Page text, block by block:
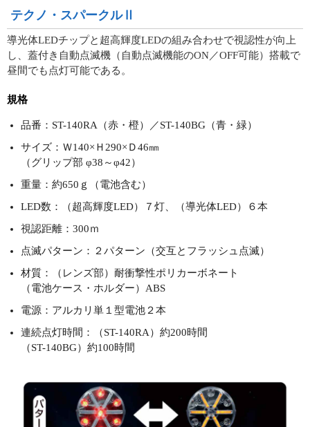
テクノ・スパークルⅡ
導光体LEDチップと超高輝度LEDの組み合わせで視認性が向上
し、蓋付き自動点滅機（自動点滅機能のON／OFF可能）搭載で
昼間でも点灯可能である。
規格
品番：ST-140RA（赤・橙）／ST-140BG（青・緑）
サイズ：Ｗ140×Ｈ290×Ｄ46㎜
（グリップ部 φ38～φ42）
重量：約650ｇ（電池含む）
LED数：（超高輝度LED）７灯、（導光体LED）６本
視認距離：300ｍ
点滅パターン：２パターン（交互とフラッシュ点滅）
材質：（レンズ部）耐衝撃性ポリカーボネート
（電池ケース・ホルダー）ABS
電源：アルカリ単１型電池２本
連続点灯時間：（ST-140RA）約200時間
（ST-140BG）約100時間